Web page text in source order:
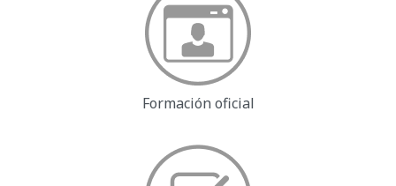
Formación oficial